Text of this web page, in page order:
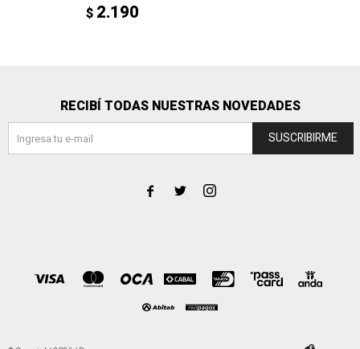
$ 2.190
RECIBÍ TODAS NUESTRAS NOVEDADES
SUSCRIBIRME
  